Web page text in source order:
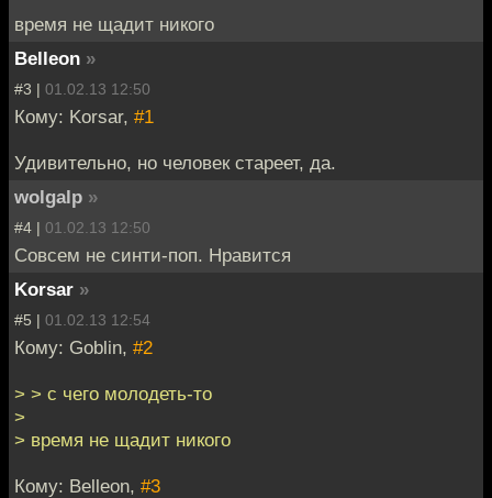
время не щадит никого
Belleon »
#3 | 01.02.13 12:50
Кому: Korsar, #1
Удивительно, но человек стареет, да.
wolgalp »
#4 | 01.02.13 12:50
Совсем не синти-поп. Нравится
Korsar »
#5 | 01.02.13 12:54
Кому: Goblin, #2
> > с чего молодеть-то
>
> время не щадит никого
Кому: Belleon, #3